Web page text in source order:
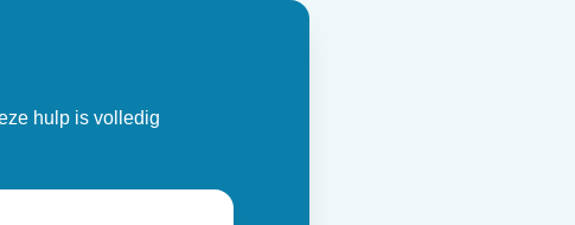
hulp is volledig